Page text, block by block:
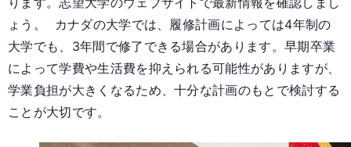
ょう。 カナダの大学では、履修計画によっては4年制の
大学でも、3年間で修了できる場合があります。早期卒業
によって学費や生活費を抑えられる可能性がありますが、
学業負担が大きくなるため、十分な計画のもとで検討する
ことが大切です。